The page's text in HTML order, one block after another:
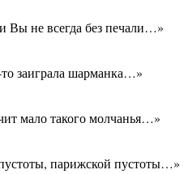
Вы не всегда без печали…»
то заиграла шарманка…»
мало такого молчанья…»
парижской пустоты…»